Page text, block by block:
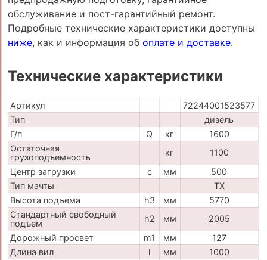
обслуживание и пост-гарантийный ремонт.
Подробные технические характеристики доступны
ниже, как и информация об оплате и доставке.
Технические характеристики
Артикул
72244001523577
Тип
дизель
Г/п
Q кг
1600
Остаточная
грузоподъемность
кг
1100
Центр загрузки
c мм
500
Тип мачты
TX
Высота подъема
h3 мм
5770
Стандартный свободный
подъем
h2 мм
2005
Дорожный просвет
m1 мм
127
Длина вил
l мм
1000